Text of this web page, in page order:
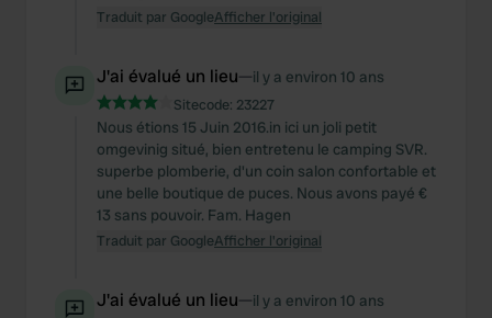
Traduit par GoogleAfficher l'original
J'ai évalué un lieu—il y a environ 10 ans
Sitecode: 23227
Nous étions 15 Juin 2016.in ici un joli petit
omgevinig situé, bien entretenu le camping SVR.
superbe plomberie, d'un coin salon confortable et
une belle boutique de puces. Nous avons payé €
13 sans pouvoir. Fam. Hagen
Traduit par GoogleAfficher l'original
J'ai évalué un lieu—il y a environ 10 ans